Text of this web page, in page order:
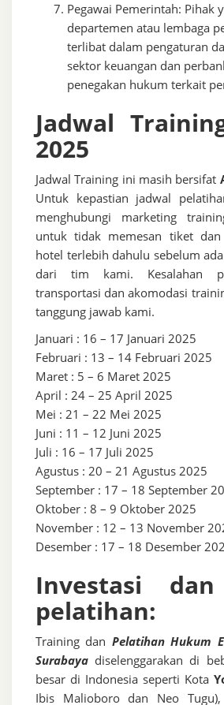
Pegawai Pemerintah: Pihak
departemen atau lembaga
terlibat dalam pengaturan
sektor keuangan dan
penegakan hukum terkait
Jadwal
2025
Jadwal Training ini masih bersifat
Untuk kepastian jadwal
menghubungi marketing
untuk tidak memesan tiket dan
hotel terlebih dahulu sebelum
dari tim kami. Kesalahan
transportasi dan akomodasi
tanggung jawab kami.
Januari : 16 – 17 Januari 2025
Februari : 13 – 14 Februari 2025
Maret : 5 – 6 Maret 2025
April : 24 – 25 April 2025
Mei : 21 – 22 Mei 2025
Juni : 11 – 12 Juni 2025
Juli : 16 – 17 Juli 2025
Agustus : 20 – 21 Agustus 2025
September : 17 – 18 September
Oktober : 8 – 9 Oktober 2025
November : 12 – 13 November
Desember : 17 – 18 Desember
Investasi
pelatihan:
Training dan Pelatihan Hukum
Surabaya diselenggarakan di
besar di Indonesia seperti Kota
Ibis Malioboro dan Neo